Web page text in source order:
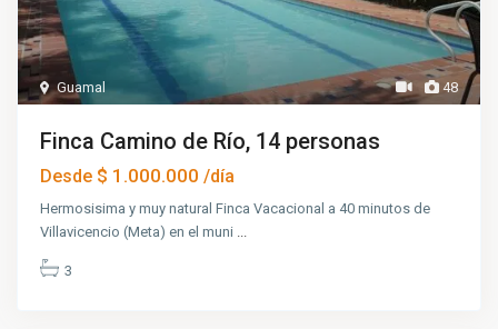
48
Guamal
Finca Camino de Río, 14 personas
Desde $ 1.000.000/día
Hermosisima y muy natural Finca Vacacional a 40 minutos de
Villavicencio (Meta) en el muni ...
3